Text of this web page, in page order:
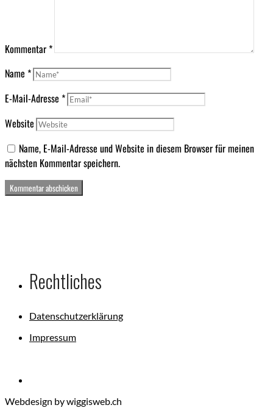
Kommentar*
Name *
E-Mail-Adresse *
Website
Name, E-Mail-Adresse und Website in diesem Browser für meinen
nächsten Kommentar speichern.
Rechtliches
Datenschutzerklärung
Impressum
Webdesign by wiggisweb.ch